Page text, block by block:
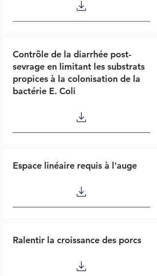
Contrôle de la diarrhée post-
sevrage en limitant les substrats
propices à la colonisation de la
bactérie E. Coli
Espace linéaire requis à l'auge
Ralentir la croissance des porcs